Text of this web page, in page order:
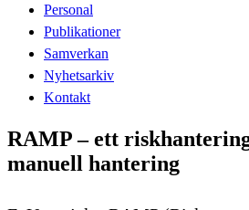
Personal
Publikationer
Samverkan
Nyhetsarkiv
Kontakt
RAMP – ett
manuell hantering